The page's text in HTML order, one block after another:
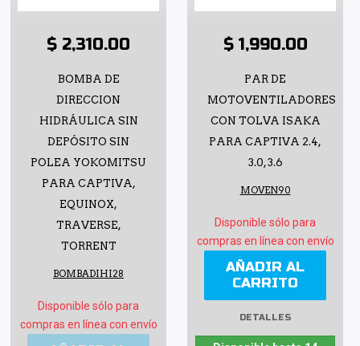
$ 2,310.00
BOMBA DE
DIRECCION
HIDRÁULICA SIN
DEPÓSITO SIN
POLEA YOKOMITSU
PARA CAPTIVA,
EQUINOX,
TRAVERSE,
TORRENT
BOMBADIHI28
Disponible sólo para
compras en línea con envío
$ 1,990.00
PAR DE
MOTOVENTILADORES
CON TOLVA ISAKA
PARA CAPTIVA 2.4,
3.0, 3.6
MOVEN90
Disponible sólo para
compras en línea con envío
AÑADIR AL
CARRITO
DETALLES